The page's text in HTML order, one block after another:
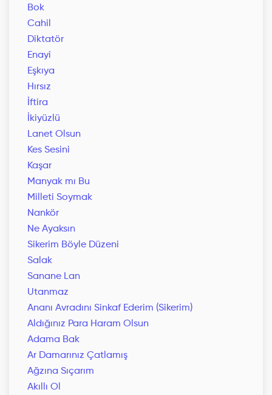
Bok
Cahil
Diktatör
Enayi
Eşkıya
Hırsız
İftira
İkiyüzlü
Lanet Olsun
Kes Sesini
Kaşar
Manyak mı Bu
Milleti Soymak
Nankör
Ne Ayaksın
Sikerim Böyle Düzeni
Salak
Sanane Lan
Utanmaz
Ananı Avradını Sinkaf Ederim (Sikerim)
Aldığınız Para Haram Olsun
Adama Bak
Ar Damarınız Çatlamış
Ağzına Sıçarım
Akıllı Ol